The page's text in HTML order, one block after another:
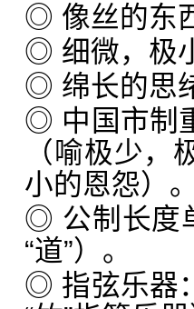
◎ 像丝的东
◎ 细微，极
◎ 绵长的思
◎ 中国市制
（喻极少
小的恩怨）。
◎ 公制长度
“道”）。
◎ 指弦乐器